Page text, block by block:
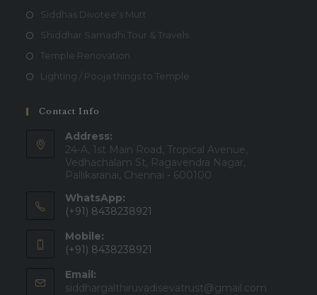
Siddhas Divotee's Mutt
Shiddhar Samadhi Tour & Travels
Temple Renovation
Lighting / Pooja things to Temple
Contact Info
Address:
24-A, 1st Main Road, Tropical Avenue,
Vedhachalam St, Ragavendra Nagar,
Pallikaranai, Chennai - 600100
WhatsApp:
(+91) 8438238921
Mobile:
(+91) 8438238921
Email:
siddhargalthiruvadisevatrust@gmail.com